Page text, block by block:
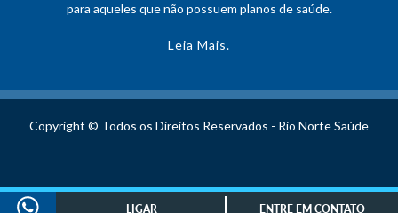
para aqueles que não possuem planos de saúde.
Leia Mais.
Copyright © Todos os Direitos Reservados - Rio Norte Saúde
LIGAR ENTRE EM CONTATO